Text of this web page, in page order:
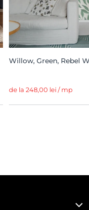
Willow, Green, Rebel
de la 248,00 lei / mp